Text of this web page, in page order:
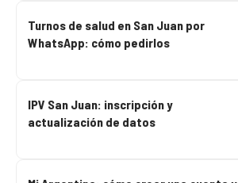
Turnos de salud en San Juan por
WhatsApp: cómo pedirlos
IPV San Juan: inscripción y
actualización de datos